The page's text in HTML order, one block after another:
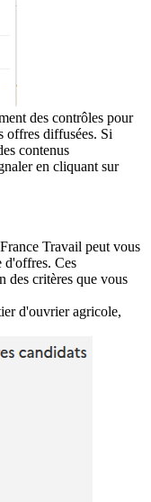
des contrôles pour
offres diffusées. Si
contenus
en cliquant sur
Travail peut vous
d'offres. Ces
des critères que vous
d'ouvrier agricole,